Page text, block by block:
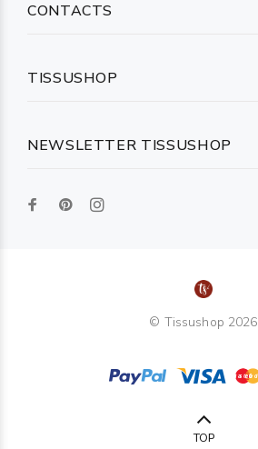
NEWSLETTER TISSUSHOP
CONTACTS
TISSUSHOP
© Tissushop 2026
TOP